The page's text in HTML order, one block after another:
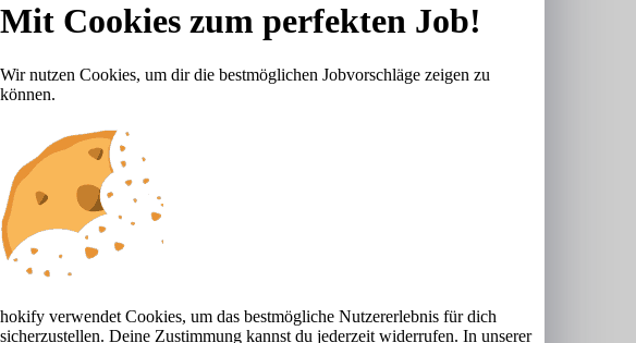
Lebenslauf
Karriere-Tipps
Anmelden
Mit Cookies zum perfekten Job!
Wir nutzen Cookies, um dir die bestmöglichen Jobvorschläge zeigen zu
können.
hokify verwendet Cookies, um das bestmögliche Nutzererlebnis für dich
sicherzustellen. Deine Zustimmung kannst du jederzeit widerrufen. In unserer